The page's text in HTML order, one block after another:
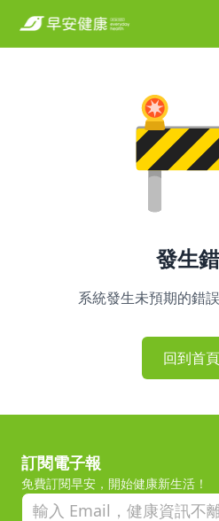
發生
系統發生未預期的錯
回到首頁
訂閱電子報
免費訂閱早安，開始健康新生活！